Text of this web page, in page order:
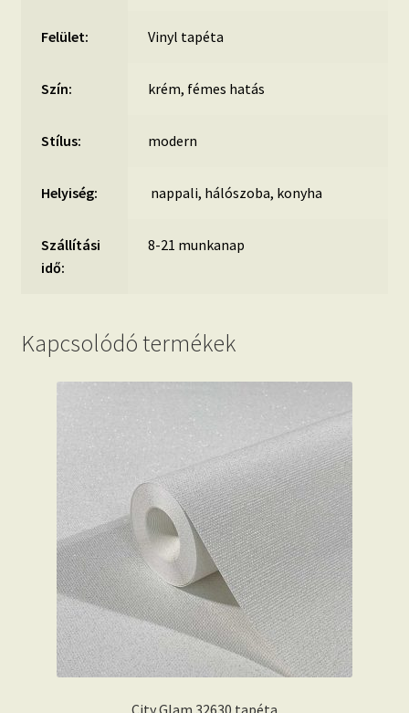
Felület: Vinyl tapéta
Szín: krém, fémes hatás
Stílus: modern
Helyiség: nappali, hálószoba, konyha
Szállítási
idő:
8-21 munkanap
Kapcsolódó termékek
City Glam 32630 tapéta